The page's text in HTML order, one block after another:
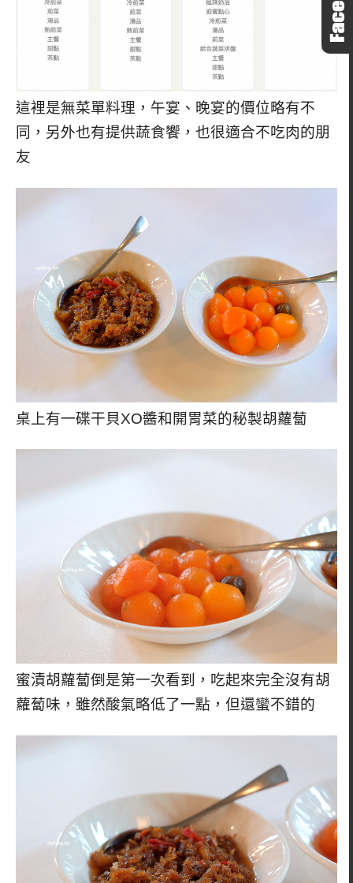
這裡是無菜單料理，午宴、晚宴的價位略有不
同，另外也有提供蔬食饗，也很適合不吃肉的朋
友
桌上有一碟干貝XO醬和開胃菜的秘製胡蘿蔔
蜜漬胡蘿蔔倒是第一次看到，吃起來完全沒有胡
蘿蔔味，雖然酸氣略低了一點，但還蠻不錯的